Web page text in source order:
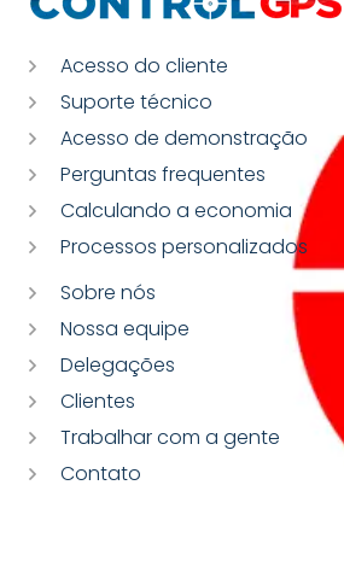
Acesso do cliente
Suporte técnico
Acesso de demonstração
Perguntas frequentes
Calculando a economia
Processos personalizados
Sobre nós
Nossa equipe
Delegações
Clientes
Trabalhar com a gente
Contato